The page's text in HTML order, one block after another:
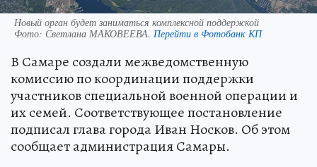
Новый орган будет заниматься комплексной поддержкой
Фото: Светлана МАКОВЕЕВА. Перейти в Фотобанк КП
В Самаре создали межведомственную
комиссию по координации поддержки
участников специальной военной операции и
их семей. Соответствующее постановление
подписал глава города Иван Носков. Об этом
сообщает администрация Самары.